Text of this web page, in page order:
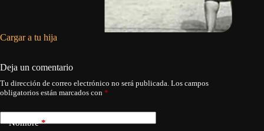
Cargar a tu hija
Deja un comentario
Tu dirección de correo electrónico no será publicada. Los campos
obligatorios están marcados con *
Nombre*